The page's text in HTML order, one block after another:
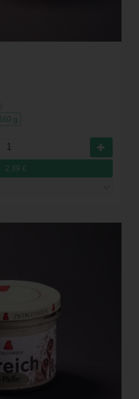
160 g
2,89 €